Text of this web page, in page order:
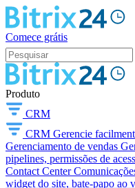
Comece grátis
Produto
CRM
CRM Gerencie
Gerenciamento de vendas
pipelines, permissões de
Contact Center
widget do site, bate-papo ao